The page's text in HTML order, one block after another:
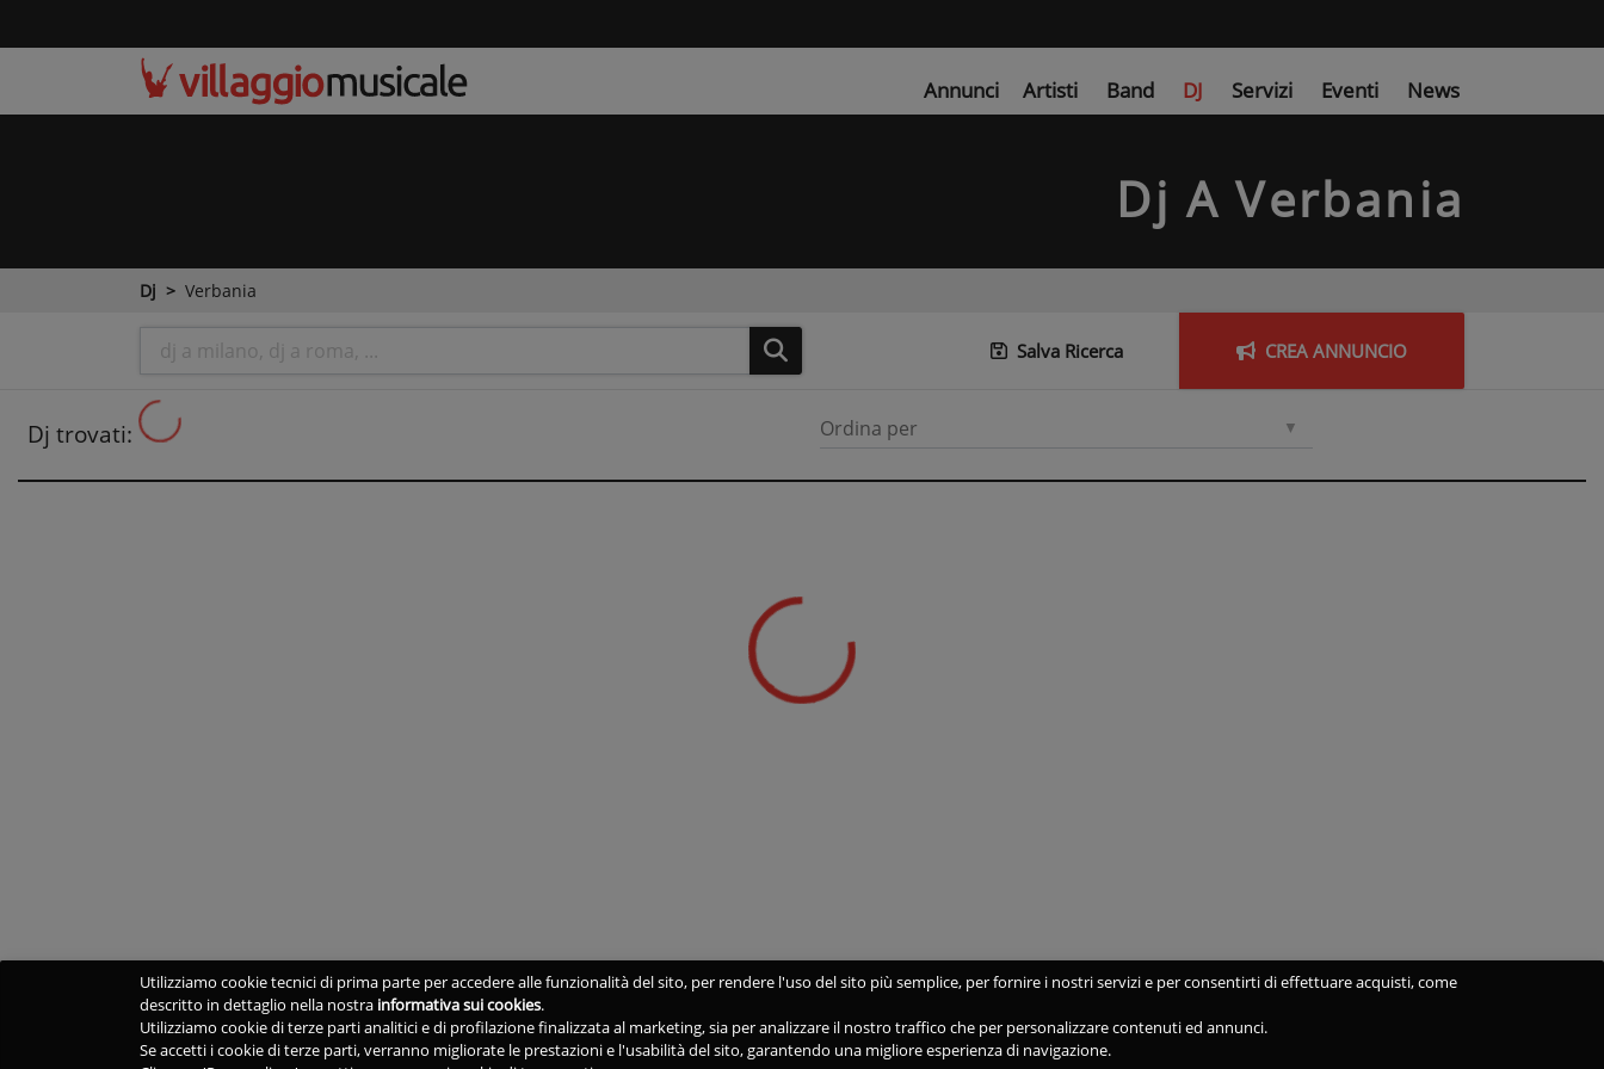
Annunci Artisti Band DJ Servizi Eventi News
Dj A Verbania
Dj Verbania
Salva Ricerca CREA ANNUNCIO
Dj trovati: Ordina per
Utilizziamo cookie tecnici di prima parte per accedere alle funzionalità del sito, per rendere l'uso del sito più semplice, per fornire i nostri servizi e per consentirti di effettuare acquisti, come
descritto in dettaglio nella nostra informativa sui cookies.
Utilizziamo cookie di terze parti analitici e di profilazione finalizzata al marketing, sia per analizzare il nostro traffico che per personalizzare contenuti ed annunci.
Se accetti i cookie di terze parti, verranno migliorate le prestazioni e l'usabilità del sito, garantendo una migliore esperienza di navigazione.